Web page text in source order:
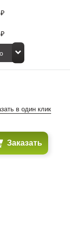
в один клик
Заказать